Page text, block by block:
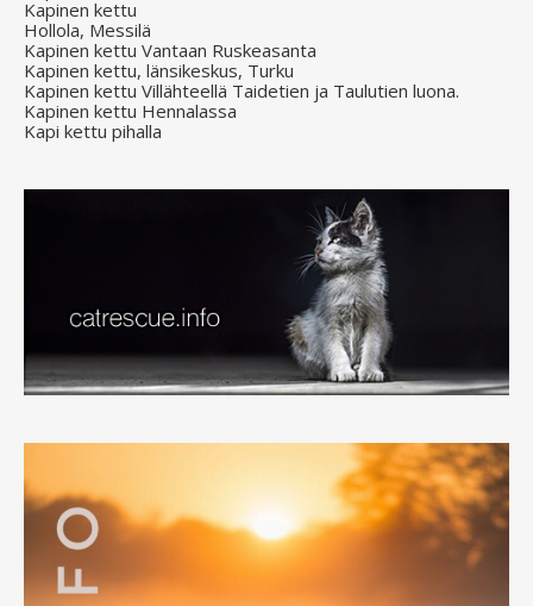
Kapinen kettu
Hollola, Messilä
Kapinen kettu Vantaan Ruskeasanta
Kapinen kettu, länsikeskus, Turku
Kapinen kettu Villähteellä Taidetien ja Taulutien luona.
Kapinen kettu Hennalassa
Kapi kettu pihalla